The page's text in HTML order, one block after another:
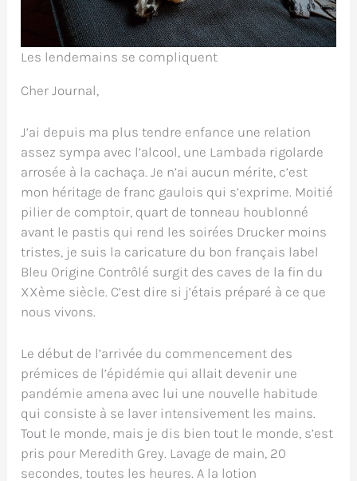
Les lendemains se compliquent
Cher Journal,
J’ai depuis ma plus tendre enfance une relation
assez sympa avec l’alcool, une Lambada rigolarde
arrosée à la cachaça. Je n’ai aucun mérite, c’est
mon héritage de franc gaulois qui s’exprime. Moitié
pilier de comptoir, quart de tonneau houblonné
avant le pastis qui rend les soirées Drucker moins
tristes, je suis la caricature du bon français label
Bleu Origine Contrôlé surgit des caves de la fin du
XXème siècle. C’est dire si j’étais préparé à ce que
nous vivons.
Le début de l’arrivée du commencement des
prémices de l’épidémie qui allait devenir une
pandémie amena avec lui une nouvelle habitude
qui consiste à se laver intensivement les mains.
Tout le monde, mais je dis bien tout le monde, s’est
pris pour Meredith Grey. Lavage de main, 20
secondes, toutes les heures. A la lotion